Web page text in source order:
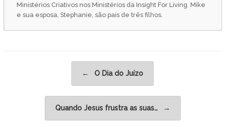
Ministérios Criativos nos Ministérios da Insight For Living. Mike
e sua esposa, Stephanie, são pais de três filhos.
← O Dia do Juízo
Quando Jesus frustra as suas… →